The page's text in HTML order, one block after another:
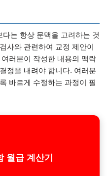
는 항상 문맥을 고려하는 것
사와 관련하여 교정 제안이
러분이 작성한 내용의 맥락
정을 내려야 합니다. 여러분
바르게 수정하는 과정이 필
월급 계산기